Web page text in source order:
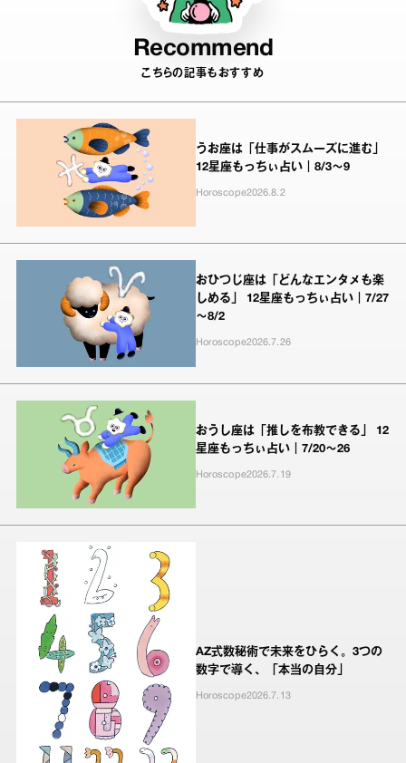
Recommend
こちらの記事もおすすめ
うお座は「仕事がスムーズに進む」
12星座もっちぃ占い｜8/3～9
Horoscope2026.8.2
おひつじ座は「どんなエンタメも楽
しめる」 12星座もっちぃ占い｜7/27
～8/2
Horoscope2026.7.26
おうし座は「推しを布教できる」 12
星座もっちぃ占い｜7/20～26
Horoscope2026.7.19
AZ式数秘術で未来をひらく。3つの
数字で導く、「本当の自分」
Horoscope2026.7.13